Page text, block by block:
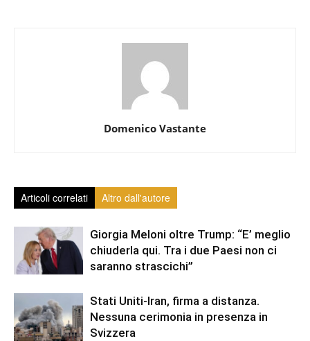
Domenico Vastante
Articoli correlati Altro dall'autore
Giorgia Meloni oltre Trump: “E’ meglio
chiuderla qui. Tra i due Paesi non ci
saranno strascichi”
Stati Uniti-Iran, firma a distanza.
Nessuna cerimonia in presenza in
Svizzera